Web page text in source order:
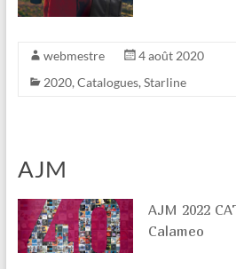
webmestre
4 août 2020
2020, Catalogues, Starline
AJM
AJM 2022
Calameo